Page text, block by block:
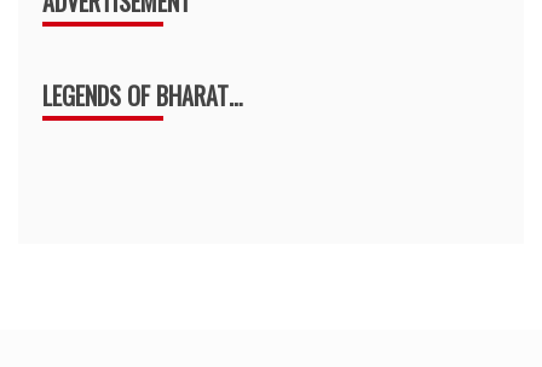
LEGENDS OF BHARAT…